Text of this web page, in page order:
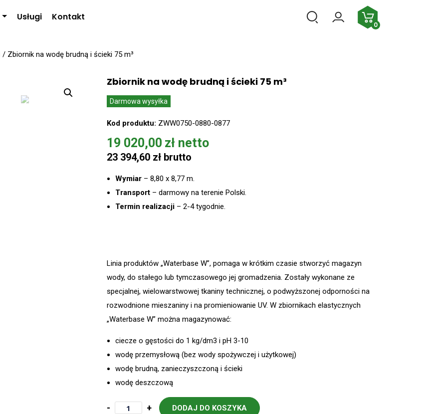
Usługi Kontakt
0
/ Zbiornik na wodę brudną i ścieki 75 m³
Zbiornik na wodę brudną i ścieki 75 m³
Darmowa wysyłka
Kod produktu: ZWW0750-0880-0877
19 020,00 zł
23 394,60 zł
Wymiar – 8,80 x 8,77 m.
Transport – darmowy na terenie Polski.
Termin realizacji –2-4 tygodnie.
Linia produktów „Waterbase W”, pomaga w krótkim czasie stworzyć magazyn
wody, do stałego lub tymczasowego jej gromadzenia. Zostały wykonane ze
specjalnej, wielowarstwowej tkaniny technicznej, o podwyższonej odporności na
rozwodnione mieszaniny i na promieniowanie UV. W zbiornikach elastycznych
„Waterbase W” można magazynować:
ciecze o gęstości do 1 kg/dm3 i pH 3-10
wodę przemysłową (bez wody spożywczej i użytkowej)
wodę brudną, zanieczyszczoną i ścieki
wodę deszczową
- + DODAJ DO KOSZYKA